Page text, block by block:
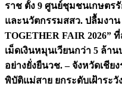
ราช ตั้ง 9 ศูนย์ชุมชนเกษตร
และนวัตกรรมสสว. ปลื้มงาน
TOGETHER FAIR 2026”
เม็ดเงินหมุนเวียนกว่า 5 ล้า
อย่างยั่งยืนวช. – จังหวัดเชีย
พิบัติแม่สาย ยกระดับเฝ้าระ